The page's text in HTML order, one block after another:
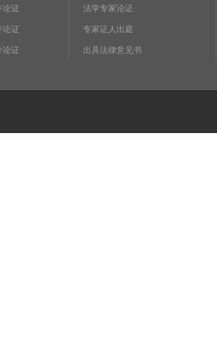
论证
论证
论证
法学专家论证
专家证人出庭
出具法律意见书